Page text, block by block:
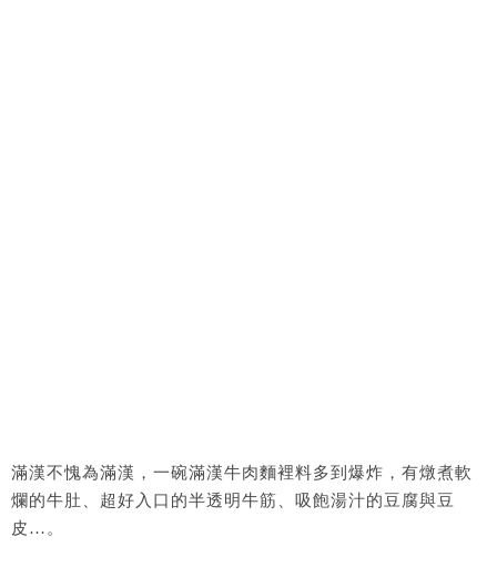
滿漢不愧為滿漢，一碗滿漢牛肉麵裡料多到爆炸，有燉煮軟
爛的牛肚、超好入口的半透明牛筋、吸飽湯汁的豆腐與豆
皮…。